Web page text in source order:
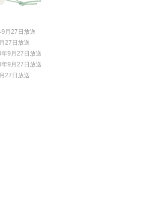
月27日放送
27日放送
9月27日放送
9月27日放送
27日放送